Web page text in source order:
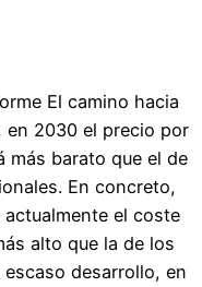
El camino hacia
en 2030 el precio por
más barato que el de
En concreto,
el coste
alto que la de los
desarrollo, en